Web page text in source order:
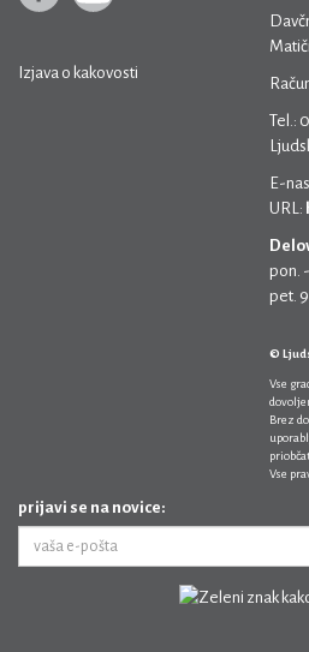
Izjava o kakovosti
Tel.:
E-
URL:
pon.
pet.
©
Vse
Brez
Vse
prijavi se na novice: